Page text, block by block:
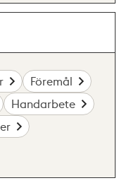
Föremål
Handarbete